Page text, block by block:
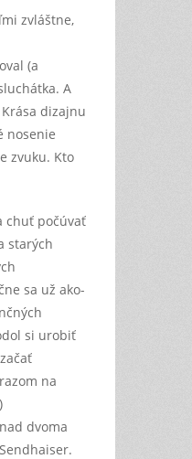
zvláštne,
(a
A
dizajnu
nosenie
zvuku. Kto
chuť počúvať
starých
sa už ako-
si urobiť
na
dvoma